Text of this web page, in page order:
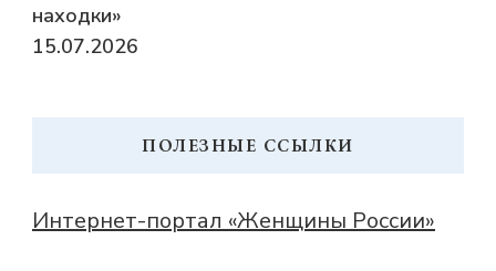
находки»
15.07.2026
ПОЛЕЗНЫЕ ССЫЛКИ
Интернет-портал «Женщины России»